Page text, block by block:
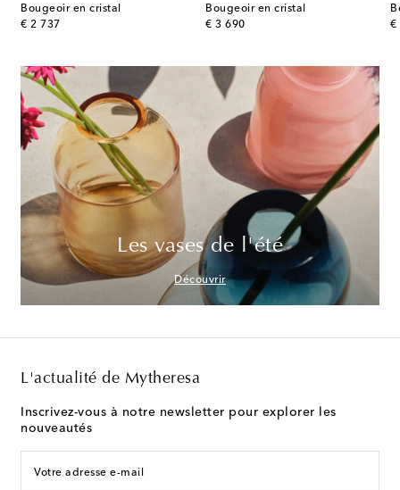
Bougeoir en cristal
€ 2 737
original price
Bougeoir en cristal
€ 3 690
original price
€
Les vases de l'été
Découvrir
L'actualité de Mytheresa
Inscrivez-vous à notre newsletter pour explorer les
nouveautés
Votre adresse e-mail